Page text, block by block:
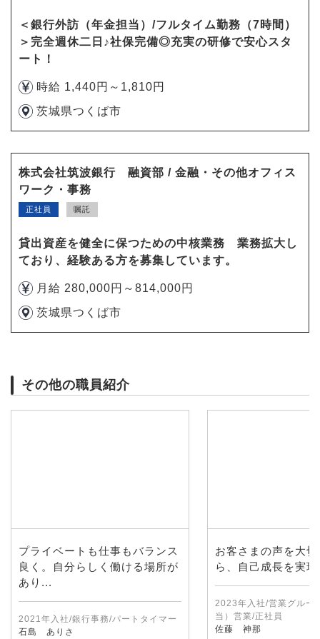
＜銀行外訪（年金担当）/フルタイム勤務（7時間）
＞完全週休二日♪社保完備◎充実の研修で安心スタ
ート！
時給 1,440円～1,810円
茨城県つくば市
株式会社筑波銀行 融資部 / 金融・その他オフィス
ワーク・事務
正社員 嘱託
貸出資産を健全に保つための中核業務 業務拡大し
ており、経験ある方を募集しています。
月給 280,000円～814,000円
茨城県つくば市
その他の職員紹介
プライベートも仕事もバランス
良く。自分らしく働ける場所が
あり...
2021年入社/銀行事務/パートタイマー
石島 ありさ
お客さまの声を大
ら、自己成長を実
2023年入社/営業グルー
当）営業/正社員
佐藤 神那